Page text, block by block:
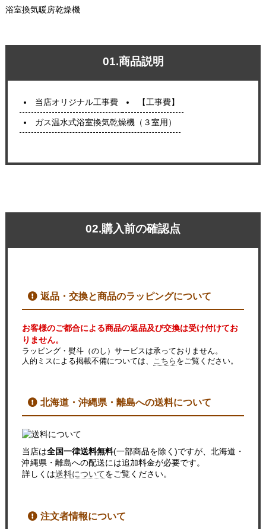
浴室換気暖房乾燥機
01.商品説明
当店オリジナル工事費 【工事費】
ガス温水式浴室換気乾燥機（３室用）
02.購入前の確認点
返品・交換と商品のラッピングについて
お客様のご都合による商品の返品及び交換は受け付けてお
りません。
ラッピング・熨斗（のし）サービスは承っておりません。
人的ミスによる掲載不備については、
こちら をご覧ください。
北海道・沖縄県・離島への送料について
当店は全国一律送料無料(一部商品を除く)ですが、北海道・
沖縄県・離島への配送には追加料金が必要です。
詳しくは送料についてをご覧ください。
注文者情報について